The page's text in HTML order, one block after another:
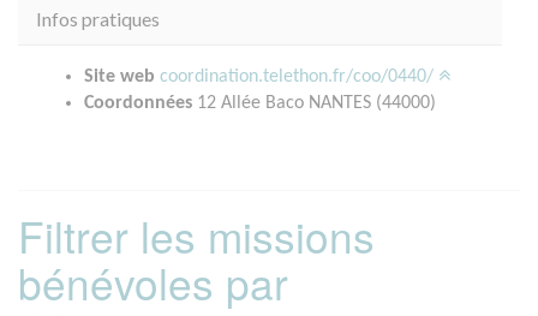
Infos pratiques
Site web coordination.telethon.fr/coo/0440/
Coordonnées 12 Allée Baco NANTES (44000)
Filtrer les missions
bénévoles par